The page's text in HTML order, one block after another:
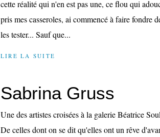
cette réalité qui n'en est pas une, ce flou qui
pris mes casseroles, ai commencé à faire fondre
les tester... Sauf que...
LIRE LA SUITE
Sabrina Gruss
Une des artistes croisées à la galerie Béatrice
De celles dont on se dit qu'elles ont un rêve